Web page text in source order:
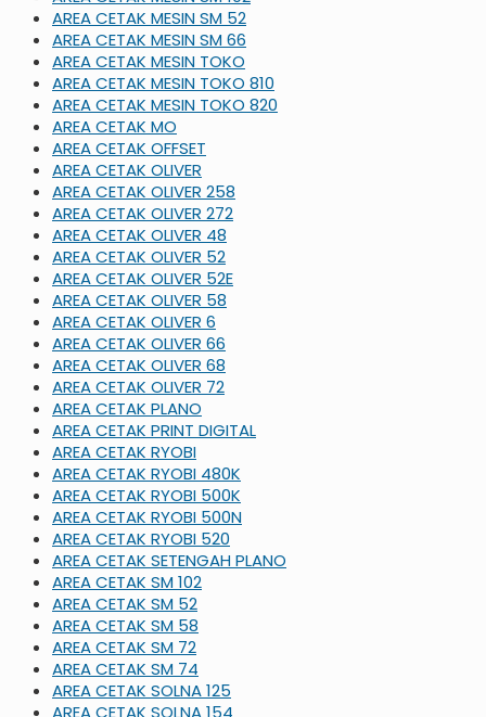
AREA CETAK MESIN SM 52
AREA CETAK MESIN SM 66
AREA CETAK MESIN TOKO
AREA CETAK MESIN TOKO 810
AREA CETAK MESIN TOKO 820
AREA CETAK MO
AREA CETAK OFFSET
AREA CETAK OLIVER
AREA CETAK OLIVER 258
AREA CETAK OLIVER 272
AREA CETAK OLIVER 48
AREA CETAK OLIVER 52
AREA CETAK OLIVER 52E
AREA CETAK OLIVER 58
AREA CETAK OLIVER 6
AREA CETAK OLIVER 66
AREA CETAK OLIVER 68
AREA CETAK OLIVER 72
AREA CETAK PLANO
AREA CETAK PRINT DIGITAL
AREA CETAK RYOBI
AREA CETAK RYOBI 480K
AREA CETAK RYOBI 500K
AREA CETAK RYOBI 500N
AREA CETAK RYOBI 520
AREA CETAK SETENGAH PLANO
AREA CETAK SM 102
AREA CETAK SM 52
AREA CETAK SM 58
AREA CETAK SM 72
AREA CETAK SM 74
AREA CETAK SOLNA 125
AREA CETAK SOLNA 154